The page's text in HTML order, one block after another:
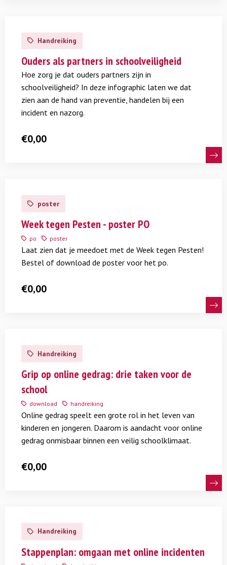
meer
Ouders
partners
Handreiking
Ouders als partners in schoolveiligheid
Hoe zorg je dat ouders partners zijn in
schoolveiligheid? In deze infographic laten we dat
zien aan de hand van preventie, handelen bij een
incident en nazorg.
€0,00
meer
Week
tegen
Pesten
poster
Week tegen Pesten - poster PO
po poster
Laat zien dat je meedoet met de Week tegen Pesten!
Bestel of download de poster voor het po.
€0,00
meer
online
gedrag:
taken
school
Handreiking
Grip op online gedrag: drie taken voor de
school
download handreiking
Online gedrag speelt een grote rol in het leven van
kinderen en jongeren. Daarom is aandacht voor online
gedrag onmisbaar binnen een veilig schoolklimaat.
€0,00
meer
Stappenplan:
Handreiking
Stappenplan: omgaan met online incidenten